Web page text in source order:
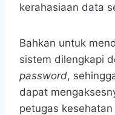
kerahasiaan data
Bahkan untuk
sistem dilengkapi
password,
dapat
petugas